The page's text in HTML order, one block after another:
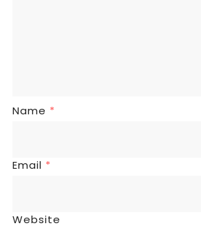
Name *
Email *
Website